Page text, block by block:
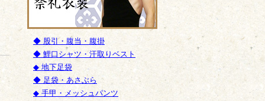
◆ 股引・腹当・腹掛
◆ 鯉口シャツ・汗取りベスト
◆ 地下足袋
◆ 足袋・あさぶら
◆ 手甲・メッシュパンツ